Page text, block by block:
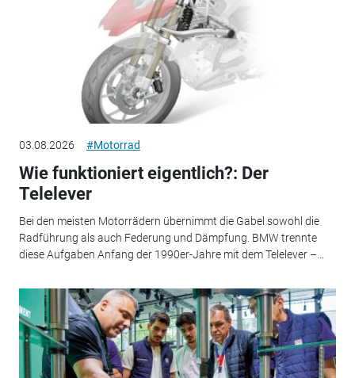
03.08.2026 #Motorrad
Wie funktioniert eigentlich?: Der
Telelever
Bei den meisten Motorrädern übernimmt die Gabel sowohl die
Radführung als auch Federung und Dämpfung. BMW trennte
diese Aufgaben Anfang der 1990er-Jahre mit dem Telelever –...